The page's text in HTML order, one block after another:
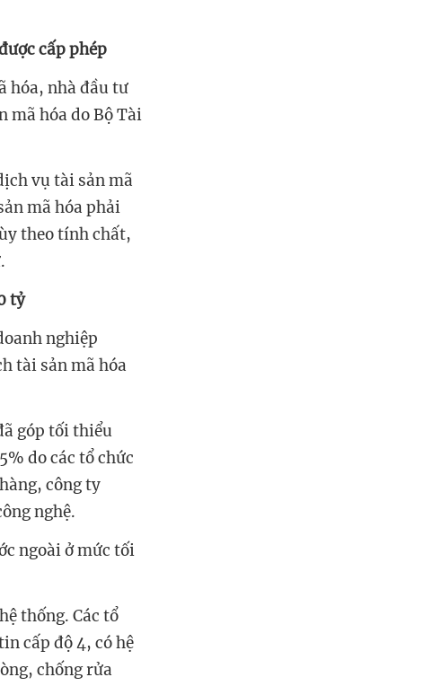
cấp phép
hóa, nhà đầu tư
mã hóa do Bộ Tài
vụ tài sản mã
mã hóa phải
theo tính chất,
tỷ
nghiệp
tài sản mã hóa
góp tối thiểu
do các tổ chức
công ty
nghệ.
ngoài ở mức tối
thống. Các tổ
cấp độ 4, có hệ
chống rửa